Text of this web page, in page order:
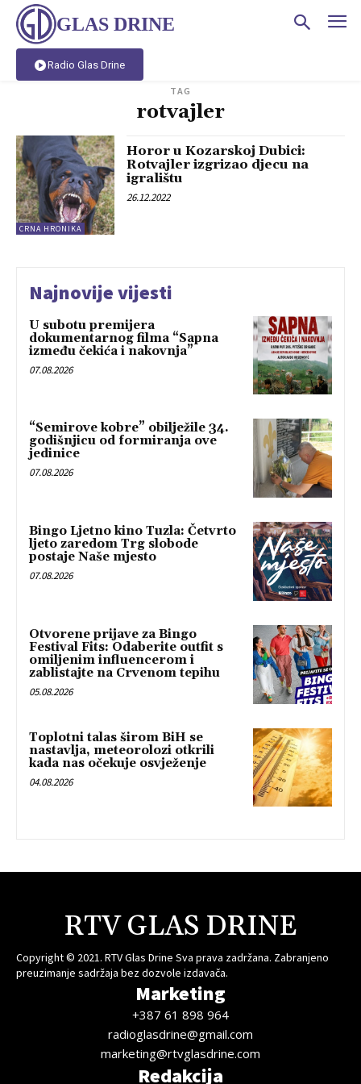
GLAS DRINE
Radio Glas Drine
TAG
rotvajler
CRNA HRONIKA
Horor u Kozarskoj Dubici:
Rotvajler izgrizao djecu na
igralištu
26.12.2022
Najnovije vijesti
U subotu premijera
dokumentarnog filma “Sapna
između čekića i nakovnja”
07.08.2026
“Semirove kobre” obilježile 34.
godišnjicu od formiranja ove
jedinice
07.08.2026
Bingo Ljetno kino Tuzla: Četvrto
ljeto zaredom Trg slobode
postaje Naše mjesto
07.08.2026
Otvorene prijave za Bingo
Festival Fits: Odaberite outfit s
omiljenim influencerom i
zablistajte na Crvenom tepihu
05.08.2026
Toplotni talas širom BiH se
nastavlja, meteorolozi otkrili
kada nas očekuje osvježenje
04.08.2026
RTV GLAS DRINE
Copyright © 2021. RTV Glas Drine Sva prava zadržana. Zabranjeno
preuzimanje sadržaja bez dozvole izdavača.
Marketing
+387 61 898 964
radioglasdrine@gmail.com
marketing@rtvglasdrine.com
Redakcija